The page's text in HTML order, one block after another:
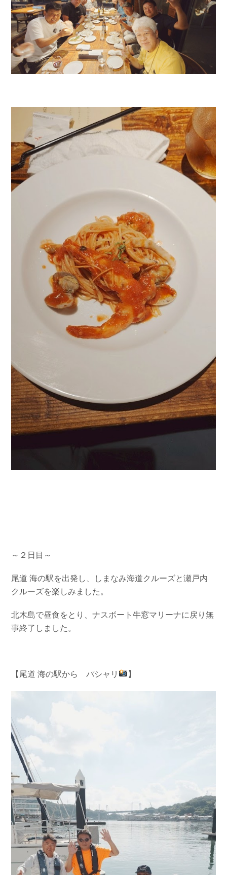
～２日目～
尾道 海の駅を出発し、しまなみ海道クルーズと瀬戸内
クルーズを楽しみました。
北木島で昼食をとり、ナスボート牛窓マリーナに戻り無
事終了しました。
【尾道 海の駅から パシャリ 】